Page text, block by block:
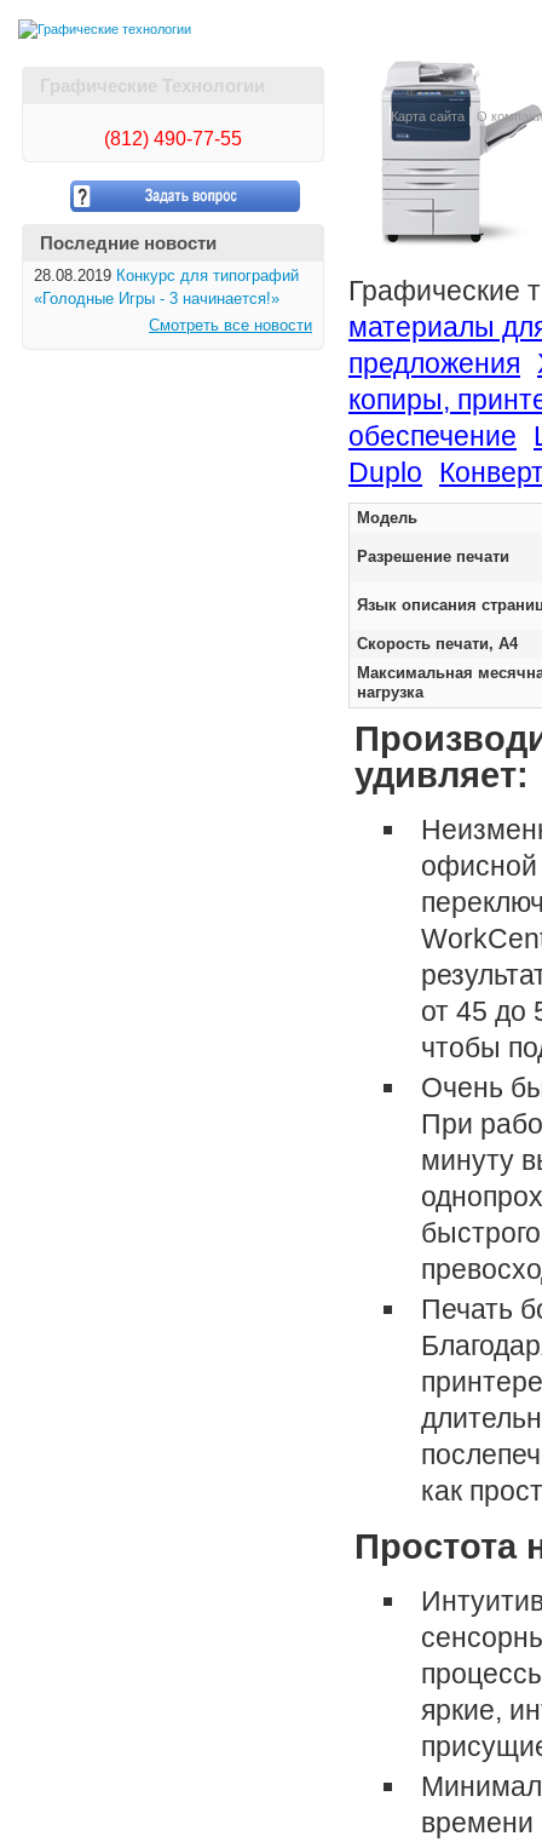
Карта сайта О
Графические Технологии
(812) 490-77-55
Последние новости
28.08.2019 Конкурс для типографий
«Голодные Игры - 3 начинается!»
Смотреть все новости
Графические
материалы
предложения
копиры,
обеспечение
Duplo
Модель
Разрешение печати
Язык описания
Скорость печати, А4
Максимальная
нагрузка
удивляет:
офисной
от 45 до
чтобы
Очень
При
минуту
Печать
как
Простота
яркие,
времени